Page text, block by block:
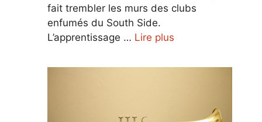
fait trembler les murs des clubs
enfumés du South Side.
L’apprentissage … Lire plus